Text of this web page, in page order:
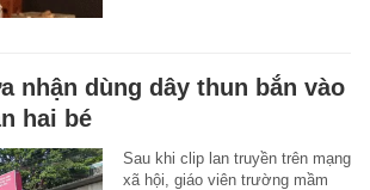
nhận dùng dây thun bắn vào
hai bé
Sau khi clip lan truyền trên mạng
xã hội, giáo viên trường mầm